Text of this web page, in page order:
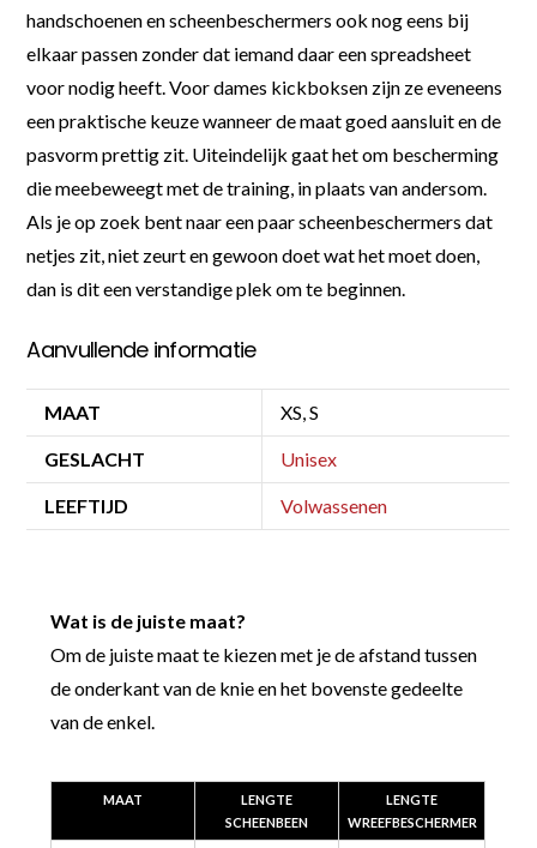
handschoenen en scheenbeschermers ook nog eens bij
elkaar passen zonder dat iemand daar een spreadsheet
voor nodig heeft. Voor dames kickboksen zijn ze eveneens
een praktische keuze wanneer de maat goed aansluit en de
pasvorm prettig zit. Uiteindelijk gaat het om bescherming
die meebeweegt met de training, in plaats van andersom.
Als je op zoek bent naar een paar scheenbeschermers dat
netjes zit, niet zeurt en gewoon doet wat het moet doen,
dan is dit een verstandige plek om te beginnen.
Aanvullende informatie
MAAT XS, S
GESLACHT Unisex
LEEFTIJD Volwassenen
Wat is de juiste maat?
Om de juiste maat te kiezen met je de afstand tussen
de onderkant van de knie en het bovenste gedeelte
van de enkel.
MAAT
LENGTE
SCHEENBEEN
LENGTE
WREEFBESCHERMER